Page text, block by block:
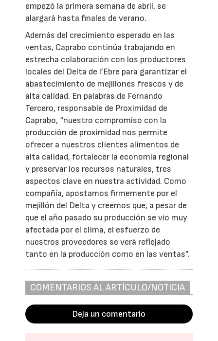
empezó la primera semana de abril, se
alargará hasta finales de verano.
Además del crecimiento esperado en las
ventas, Caprabo continúa trabajando en
estrecha colaboración con los productores
locales del Delta de l’Ebre para garantizar el
abastecimiento de mejillones frescos y de
alta calidad. En palabras de Fernando
Tercero, responsable de Proximidad de
Caprabo, “nuestro compromiso con la
producción de proximidad nos permite
ofrecer a nuestros clientes alimentos de
alta calidad, fortalecer la economía regional
y preservar los recursos naturales, tres
aspectos clave en nuestra actividad. Como
compañía, apostamos firmemente por el
mejillón del Delta y creemos que, a pesar de
que el año pasado su producción se vio muy
afectada por el clima, el esfuerzo de
nuestros proveedores se verá reflejado
tanto en la producción como en las ventas”.
COMENTARIOS AL ARTÍCULO/NOTICIA
Deja un comentario